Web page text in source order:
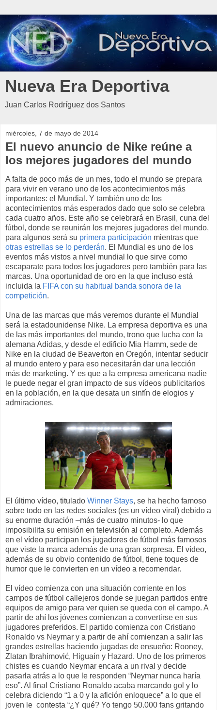
Nueva Era Deportiva
Juan Carlos Rodríguez dos Santos
miércoles, 7 de mayo de 2014
El nuevo anuncio de Nike reúne a
los mejores jugadores del mundo
A falta de poco más de un mes, todo el mundo se prepara
para vivir en verano uno de los acontecimientos más
importantes: el Mundial. Y también uno de los
acontecimientos más esperados dado que solo se celebra
cada cuatro años. Este año se celebrará en Brasil, cuna del
fútbol, donde se reunirán los mejores jugadores del mundo,
para algunos será su primera participación mientras que
otras estrellas se lo perderán. El Mundial es uno de los
eventos más vistos a nivel mundial lo que sirve como
escaparate para todos los jugadores pero también para las
marcas. Una oportunidad de oro en la que incluso está
incluida la FIFA con su habitual banda sonora de la
competición.
Una de las marcas que más veremos durante el Mundial
será la estadounidense Nike. La empresa deportiva es una
de las más importantes del mundo, trono que lucha con la
alemana Adidas, y desde el edificio Mia Hamm, sede de
Nike en la ciudad de Beaverton en Oregón, intentar seducir
al mundo entero y para eso necesitarán dar una lección
más de marketing. Y es que a la empresa americana nadie
le puede negar el gran impacto de sus vídeos publicitarios
en la población, en la que desata un sinfín de elogios y
admiraciones.
El último vídeo, titulado Winner Stays, se ha hecho famoso
sobre todo en las redes sociales (es un vídeo viral) debido a
su enorme duración –más de cuatro minutos- lo que
imposibilita su emisión en televisión al completo. Además
en el vídeo participan los jugadores de fútbol más famosos
que viste la marca además de una gran sorpresa. El vídeo,
además de su obvio contenido de fútbol, tiene toques de
humor que le convierten en un vídeo a recomendar.
El vídeo comienza con una situación corriente en los
campos de fútbol callejeros donde se juegan partidos entre
equipos de amigo para ver quien se queda con el campo. A
partir de ahí los jóvenes comienzan a convertirse en sus
jugadores preferidos. El partido comienza con Cristiano
Ronaldo vs Neymar y a partir de ahí comienzan a salir las
grandes estrellas haciendo jugadas de ensueño: Rooney,
Zlatan Ibrahimović, Higuaín y Hazard. Uno de los primeros
chistes es cuando Neymar encara a un rival y decide
pasarla atrás a lo que le responden “Neymar nunca haría
eso”. Al final Cristiano Ronaldo acaba marcando gol y lo
celebra diciendo “1 a 0 y la afición enloquece” a lo que el
joven le contesta “¿Y qué? Yo tengo 50.000 fans gritando